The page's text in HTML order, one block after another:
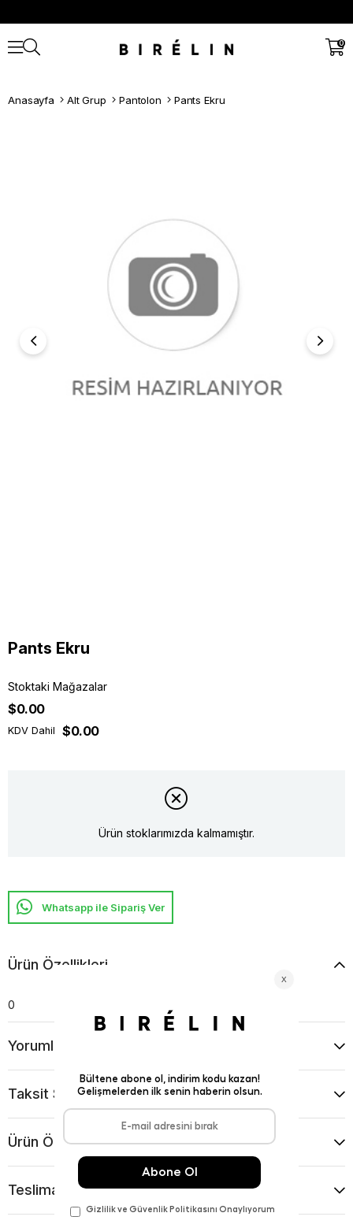
0
Anasayfa Alt Grup Pantolon Pants Ekru
Pants Ekru
Stoktaki Mağazalar
$0.00
KDV Dahil $0.00
Ürün stoklarımızda kalmamıştır.
Whatsapp ile Sipariş Ver
Ürün Özellikleri
0
Yorumlar
Taksit Seçenekleri
Ürün Önerileri
Teslimat Ve İade Koşulları